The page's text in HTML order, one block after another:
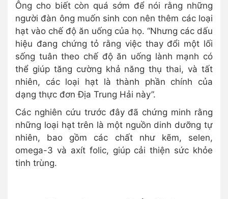
Ông cho biết còn quá sớm để nói rằng những
người đàn ông muốn sinh con nên thêm các loại
hạt vào chế độ ăn uống của họ. “Nhưng các dấu
hiệu đang chứng tỏ rằng việc thay đổi một lối
sống tuân theo chế độ ăn uống lành mạnh có
thể giúp tăng cường khả năng thụ thai, và tất
nhiên, các loại hạt là thành phần chính của
dạng thực đơn Địa Trung Hải này”.
Các nghiên cứu trước đây đã chứng minh rằng
những loại hạt trên là một nguồn dinh dưỡng tự
nhiên, bao gồm các chất như kẽm, selen,
omega-3 và axít folic, giúp cải thiện sức khỏe
tinh trùng.